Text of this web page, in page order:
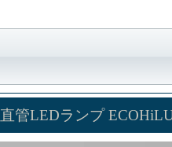
直管LEDランプ